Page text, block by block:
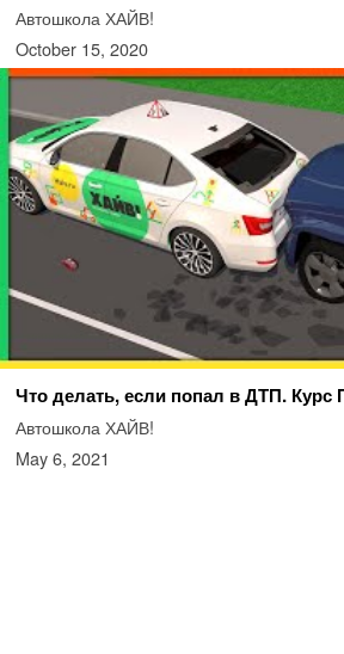
Автошкола ХАЙВ!
October 15, 2020
Что делать, если попал в ДТП. Курс
Автошкола ХАЙВ!
May 6, 2021